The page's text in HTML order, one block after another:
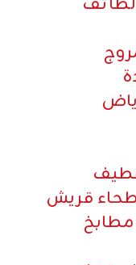
قريش
مطابخ